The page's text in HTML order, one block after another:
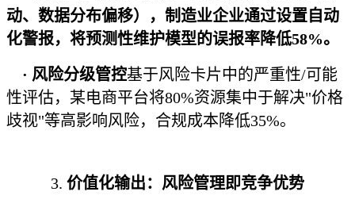
动、数据分布偏移），制造业企业通过设置自动
化警报，将预测性维护模型的误报率降低58%。
· 风险分级管控基于风险卡片中的严重性/可能
性评估，某电商平台将80%资源集中于解决"价格
歧视"等高影响风险，合规成本降低35%。
3. 价值化输出：风险管理即竞争优势